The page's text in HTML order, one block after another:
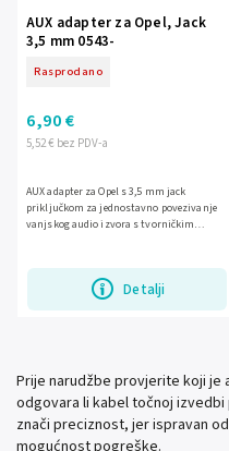
AUX adapter za Opel, Jack
3,5 mm 0543-
Rasprodano
5,52 € bez PDV-a
6,90 €
Detalji
AUX adapter za Opel s 3,5 mm jack
priključkom za jednostavno povezivanje
vanjskog audio izvora s tvorničkim
Prije narudžbe provjerite koji je
odgovara li kabel točnoj
znači preciznost, jer ispravan